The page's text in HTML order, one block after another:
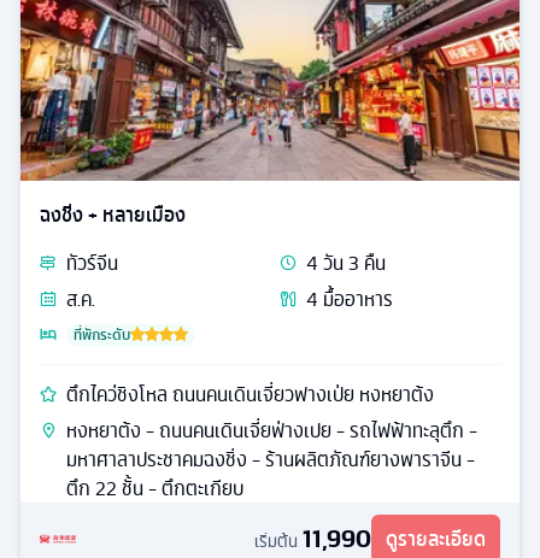
ฉงชิ่ง + หลายเมือง
ทัวร์จีน 4วัน3 คืน
ส.ค.
4 มื้ออาหาร
ที่พักระดับ
ตึกไคว่ชิงโหล ถนนคนเดินเจี่ยวฟางเป่ย หงหยาต้ง
หงหยาต้ง - ถนนคนเดินเจี่ยฟ่างเปย - รถไฟฟ้าทะลุตึก -
มหาศาลาประชาคมฉงชิ่ง - ร้านผลิตภัณฑ์ยางพาราจีน -
ตึก 22 ชั้น - ตึกตะเกียบ
เริ่มต้น 11,990 ดูรายละเอียด